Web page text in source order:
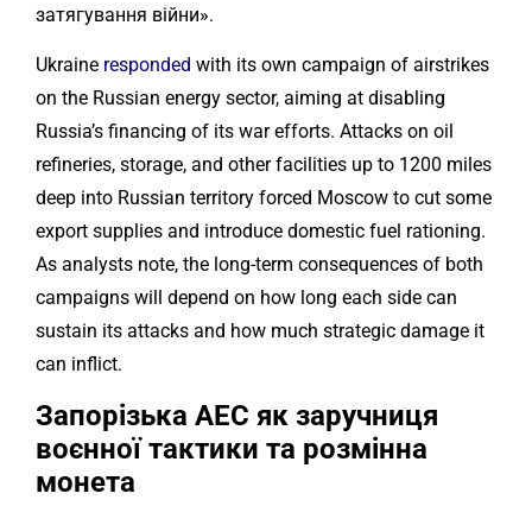
затягування війни».
Ukraine responded with its own campaign of airstrikes
on the Russian energy sector, aiming at disabling
Russia’s financing of its war efforts. Attacks on oil
refineries, storage, and other facilities up to 1200 miles
deep into Russian territory forced Moscow to cut some
export supplies and introduce domestic fuel rationing.
As analysts note, the long-term consequences of both
campaigns will depend on how long each side can
sustain its attacks and how much strategic damage it
can inflict.
Запорізька АЕС як заручниця
воєнної тактики та розмінна
монета